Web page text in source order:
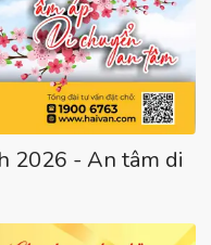
2026 - An tâm di